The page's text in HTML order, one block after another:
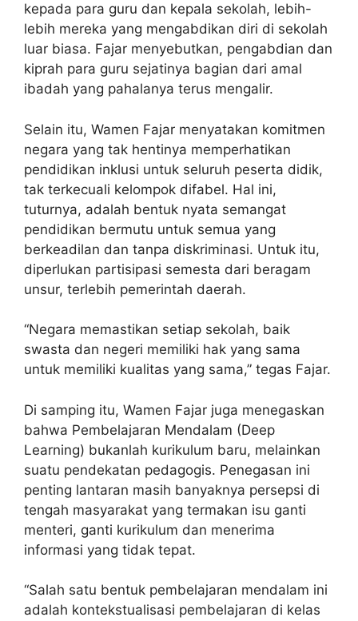
kepada para guru dan kepala sekolah, lebih-
lebih mereka yang mengabdikan diri di sekolah
luar biasa. Fajar menyebutkan, pengabdian dan
kiprah para guru sejatinya bagian dari amal
ibadah yang pahalanya terus mengalir.
Selain itu, Wamen Fajar menyatakan komitmen
negara yang tak hentinya memperhatikan
pendidikan inklusi untuk seluruh peserta didik,
tak terkecuali kelompok difabel. Hal ini,
tuturnya, adalah bentuk nyata semangat
pendidikan bermutu untuk semua yang
berkeadilan dan tanpa diskriminasi. Untuk itu,
diperlukan partisipasi semesta dari beragam
unsur, terlebih pemerintah daerah.
“Negara memastikan setiap sekolah, baik
swasta dan negeri memiliki hak yang sama
untuk memiliki kualitas yang sama,” tegas Fajar.
Di samping itu, Wamen Fajar juga menegaskan
bahwa Pembelajaran Mendalam (Deep
Learning) bukanlah kurikulum baru, melainkan
suatu pendekatan pedagogis. Penegasan ini
penting lantaran masih banyaknya persepsi di
tengah masyarakat yang termakan isu ganti
menteri, ganti kurikulum dan menerima
informasi yang tidak tepat.
“⁠Salah satu bentuk pembelajaran mendalam ini
adalah kontekstualisasi pembelajaran di kelas